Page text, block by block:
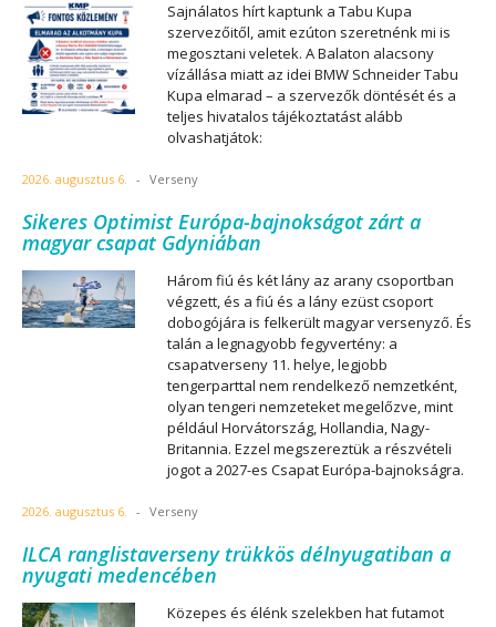
Sajnálatos hírt kaptunk a Tabu Kupa
szervezőitől, amit ezúton szeretnénk mi is
megosztani veletek. A Balaton alacsony
vízállása miatt az idei BMW Schneider Tabu
Kupa elmarad – a szervezők döntését és a
teljes hivatalos tájékoztatást alább
olvashatjátok:
2026. augusztus 6. - Verseny
Sikeres Optimist Európa-bajnokságot zárt a
magyar csapat Gdyniában
Három fiú és két lány az arany csoportban
végzett, és a fiú és a lány ezüst csoport
dobogójára is felkerült magyar versenyző. És
talán a legnagyobb fegyvertény: a
csapatverseny 11. helye, legjobb
tengerparttal nem rendelkező nemzetként,
olyan tengeri nemzeteket megelőzve, mint
például Horvátország, Hollandia, Nagy-
Britannia. Ezzel megszereztük a részvételi
jogot a 2027-es Csapat Európa-bajnokságra.
2026. augusztus 6. - Verseny
ILCA ranglistaverseny trükkös délnyugatiban a
nyugati medencében
Közepes és élénk szelekben hat futamot